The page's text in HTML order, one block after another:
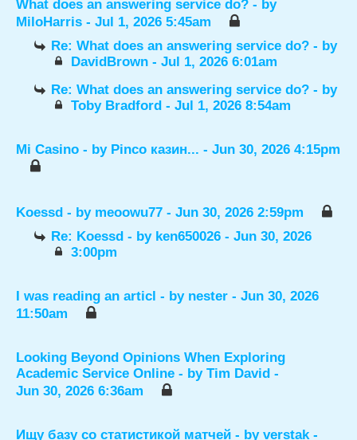
What does an answering service do? - by
MiloHarris - Jul 1, 2026 5:45am
Re: What does an answering service do? - by
DavidBrown- Jul 1, 2026 6:01am
Re: What does an answering service do? - by
Toby Bradford- Jul 1, 2026 8:54am
Mi Casino - by Pinco казин... - Jun 30, 2026 4:15pm
Koessd - by meoowu77 - Jun 30, 2026 2:59pm
Re: Koessd - by ken650026 - Jun 30, 2026
3:00pm
I was reading an articl - by nester - Jun 30, 2026
11:50am
Looking Beyond Opinions When Exploring
Academic Service Online - by Tim David -
Jun 30, 2026 6:36am
Ищу базу со статистикой матчей - by verstak-